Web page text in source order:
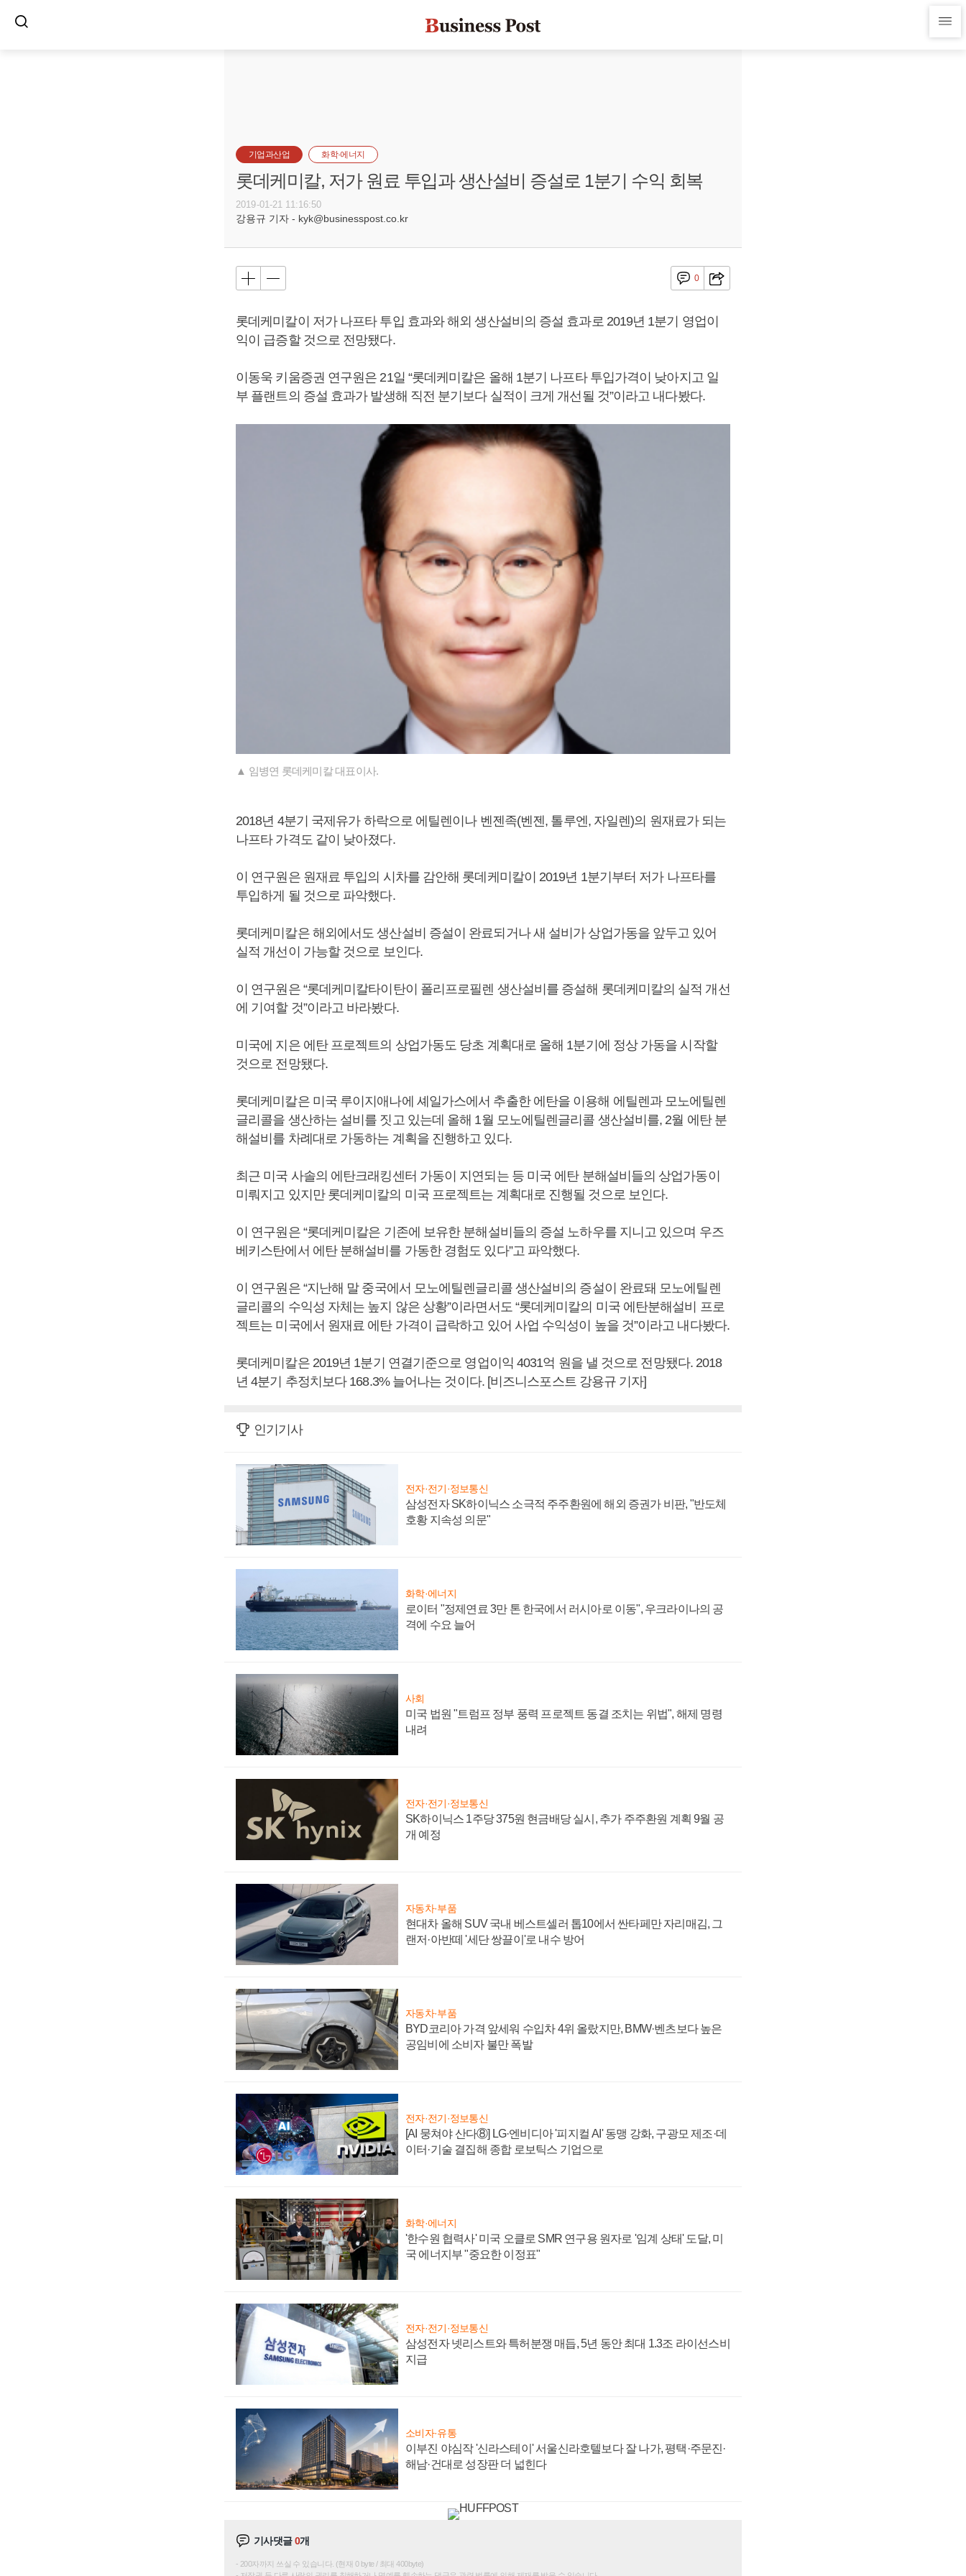
기업과산업 화학·에너지
롯데케미칼, 저가 원료 투입과 생산설비 증설로 1분기 수익 회복
2019-01-21 11:16:50
강용규 기자 - kyk@businesspost.co.kr
0
롯데케미칼이 저가 나프타 투입 효과와 해외 생산설비의 증설 효과로 2019년 1분기 영업이
익이 급증할 것으로 전망됐다.
이동욱 키움증권 연구원은 21일 “롯데케미칼은 올해 1분기 나프타 투입가격이 낮아지고 일
부 플랜트의 증설 효과가 발생해 직전 분기보다 실적이 크게 개선될 것”이라고 내다봤다.
▲ 임병연 롯데케미칼 대표이사.
2018년 4분기 국제유가 하락으로 에틸렌이나 벤젠족(벤젠, 톨루엔, 자일렌)의 원재료가 되는
나프타 가격도 같이 낮아졌다.
이 연구원은 원재료 투입의 시차를 감안해 롯데케미칼이 2019년 1분기부터 저가 나프타를
투입하게 될 것으로 파악했다.
롯데케미칼은 해외에서도 생산설비 증설이 완료되거나 새 설비가 상업가동을 앞두고 있어
실적 개선이 가능할 것으로 보인다.
이 연구원은 “롯데케미칼타이탄이 폴리프로필렌 생산설비를 증설해 롯데케미칼의 실적 개선
에 기여할 것”이라고 바라봤다.
미국에 지은 에탄 프로젝트의 상업가동도 당초 계획대로 올해 1분기에 정상 가동을 시작할
것으로 전망됐다.
롯데케미칼은 미국 루이지애나에 셰일가스에서 추출한 에탄을 이용해 에틸렌과 모노에틸렌
글리콜을 생산하는 설비를 짓고 있는데 올해 1월 모노에틸렌글리콜 생산설비를, 2월 에탄 분
해설비를 차례대로 가동하는 계획을 진행하고 있다.
최근 미국 사솔의 에탄크래킹센터 가동이 지연되는 등 미국 에탄 분해설비들의 상업가동이
미뤄지고 있지만 롯데케미칼의 미국 프로젝트는 계획대로 진행될 것으로 보인다.
이 연구원은 “롯데케미칼은 기존에 보유한 분해설비들의 증설 노하우를 지니고 있으며 우즈
베키스탄에서 에탄 분해설비를 가동한 경험도 있다”고 파악했다.
이 연구원은 “지난해 말 중국에서 모노에틸렌글리콜 생산설비의 증설이 완료돼 모노에틸렌
글리콜의 수익성 자체는 높지 않은 상황”이라면서도 “롯데케미칼의 미국 에탄분해설비 프로
젝트는 미국에서 원재료 에탄 가격이 급락하고 있어 사업 수익성이 높을 것”이라고 내다봤다.
롯데케미칼은 2019년 1분기 연결기준으로 영업이익 4031억 원을 낼 것으로 전망됐다. 2018
년 4분기 추정치보다 168.3% 늘어나는 것이다. [비즈니스포스트 강용규 기자]
인기기사
전자·전기·정보통신
삼성전자 SK하이닉스 소극적 주주환원에 해외 증권가 비판, "반도체
호황 지속성 의문"
화학·에너지
로이터 "정제연료 3만 톤 한국에서 러시아로 이동", 우크라이나의 공
격에 수요 늘어
사회
미국 법원 "트럼프 정부 풍력 프로젝트 동결 조치는 위법", 해제 명령
내려
전자·전기·정보통신
SK하이닉스 1주당 375원 현금배당 실시, 추가 주주환원 계획 9월 공
개 예정
자동차·부품
현대차 올해 SUV 국내 베스트셀러 톱10에서 싼타페만 자리매김, 그
랜저·아반떼 '세단 쌍끌이'로 내수 방어
자동차·부품
BYD코리아 가격 앞세워 수입차 4위 올랐지만, BMW·벤츠보다 높은
공임비에 소비자 불만 폭발
전자·전기·정보통신
[AI 뭉쳐야 산다⑧] LG·엔비디아 '피지컬 AI' 동맹 강화, 구광모 제조·데
이터·기술 결집해 종합 로보틱스 기업으로
화학·에너지
'한수원 협력사' 미국 오클로 SMR 연구용 원자로 '임계 상태' 도달, 미
국 에너지부 "중요한 이정표"
전자·전기·정보통신
삼성전자 넷리스트와 특허분쟁 매듭, 5년 동안 최대 1.3조 라이선스비
지급
소비자·유통
이부진 야심작 '신라스테이' 서울신라호텔보다 잘 나가, 평택·주문진·
해남·건대로 성장판 더 넓힌다
기사댓글0개
200자까지 쓰실 수 있습니다. (현재 0 byte / 최대 400byte)